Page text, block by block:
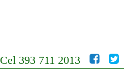
Cel 393 711 2013